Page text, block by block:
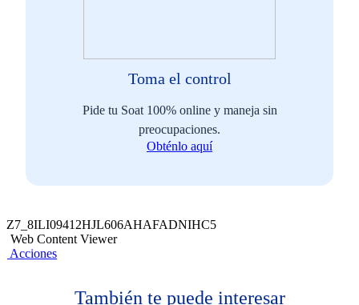
Toma el control
Pide tu Soat 100% online y maneja sin
preocupaciones.
Obténlo aquí
Z7_8ILI09412HJL606AHAFADNIHC5
Web Content Viewer
Acciones
También te puede interesar